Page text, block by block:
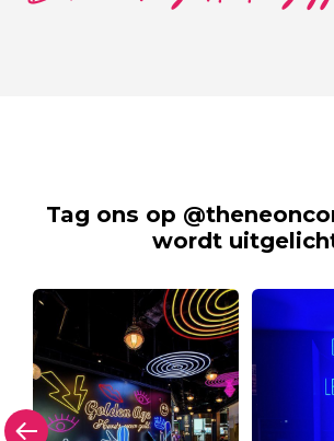
Tag ons op
wordt